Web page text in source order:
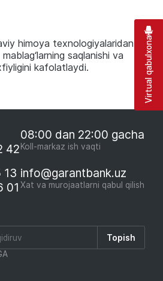
himoya texnologiyalaridan
saqlanishi va
kafolatlaydi.
42
08:00 dan 22:00 gacha
Koll-markaz ish vaqti
13
01
info@garantbank.uz
Xat va murojaatlarni qabul qilish
Topish
Virtual qabulxona